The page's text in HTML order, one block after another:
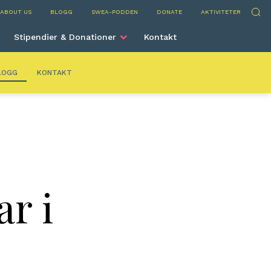
ABOUT US BLOGG SWEA-PODDEN DONATE AKTIVITETER Sök
Stipendier & Donationer Kontakt
KONTAKT
i